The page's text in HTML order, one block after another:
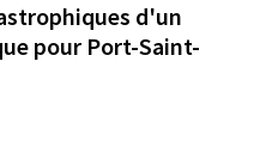
d'un
pour Port-Saint-